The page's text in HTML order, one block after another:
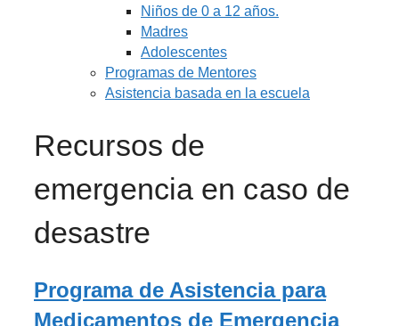
Niños de 0 a 12 años.
Madres
Adolescentes
Programas de Mentores
Asistencia basada en la escuela
Recursos de
emergencia en caso de
desastre
Programa de Asistencia para
Medicamentos de Emergencia